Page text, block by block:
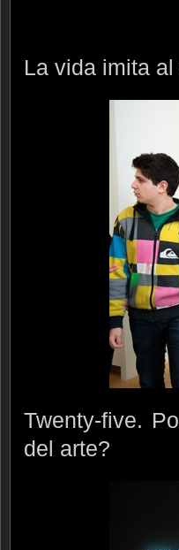
La vida imita al
Twenty-five.
del arte?